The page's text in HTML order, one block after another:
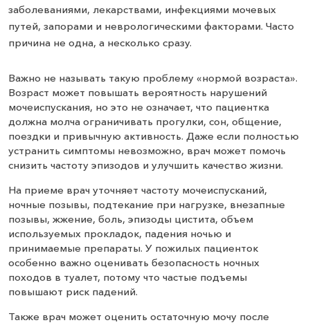
заболеваниями, лекарствами, инфекциями мочевых
путей, запорами и неврологическими факторами. Часто
причина не одна, а несколько сразу.
Важно не называть такую проблему «нормой возраста».
Возраст может повышать вероятность нарушений
мочеиспускания, но это не означает, что пациентка
должна молча ограничивать прогулки, сон, общение,
поездки и привычную активность. Даже если полностью
устранить симптомы невозможно, врач может помочь
снизить частоту эпизодов и улучшить качество жизни.
На приеме врач уточняет частоту мочеиспусканий,
ночные позывы, подтекание при нагрузке, внезапные
позывы, жжение, боль, эпизоды цистита, объем
используемых прокладок, падения ночью и
принимаемые препараты. У пожилых пациенток
особенно важно оценивать безопасность ночных
походов в туалет, потому что частые подъемы
повышают риск падений.
Также врач может оценить остаточную мочу после